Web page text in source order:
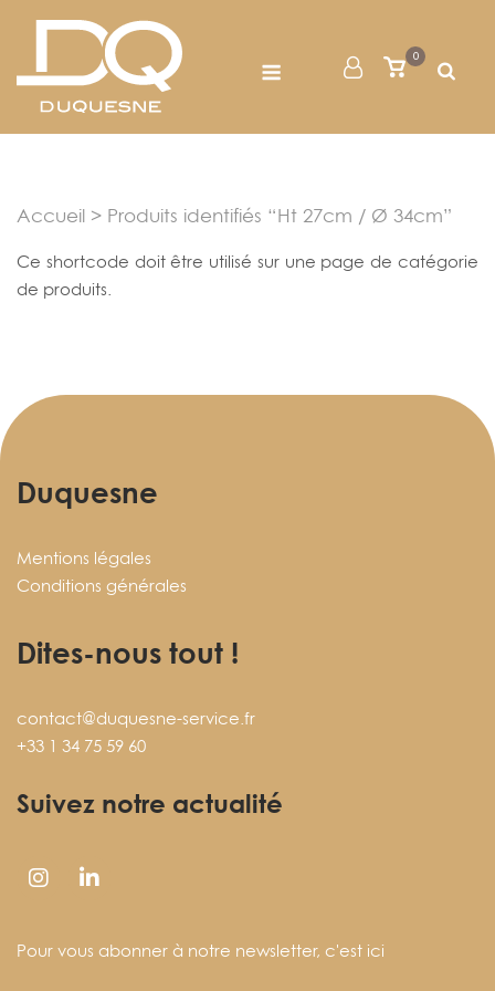
content
Mon
Voir
0
Accueil > Produits identifiés “Ht 27cm / Ø 34cm”
Ce shortcode doit être utilisé sur une page de catégorie
de produits.
Duquesne
Mentions légales
Conditions générales
Dites-nous tout !
contact@duquesne-service.fr
+33 1 34 75 59 60
Suivez notre actualité
Pour vous abonner à notre newsletter, c'est ici